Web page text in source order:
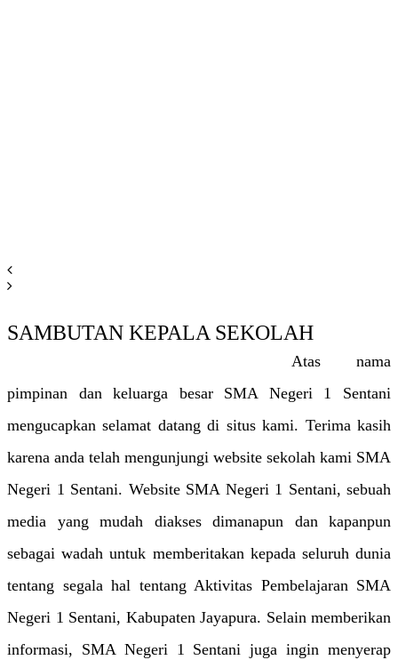
SAMBUTAN KEPALA SEKOLAH
Atas nama
pimpinan dan keluarga besar SMA Negeri 1 Sentani
mengucapkan selamat datang di situs kami. Terima kasih
karena anda telah mengunjungi website sekolah kami SMA
Negeri 1 Sentani. Website SMA Negeri 1 Sentani, sebuah
media yang mudah diakses dimanapun dan kapanpun
sebagai wadah untuk memberitakan kepada seluruh dunia
tentang segala hal tentang Aktivitas Pembelajaran SMA
Negeri 1 Sentani, Kabupaten Jayapura. Selain memberikan
informasi, SMA Negeri 1 Sentani juga ingin menyerap